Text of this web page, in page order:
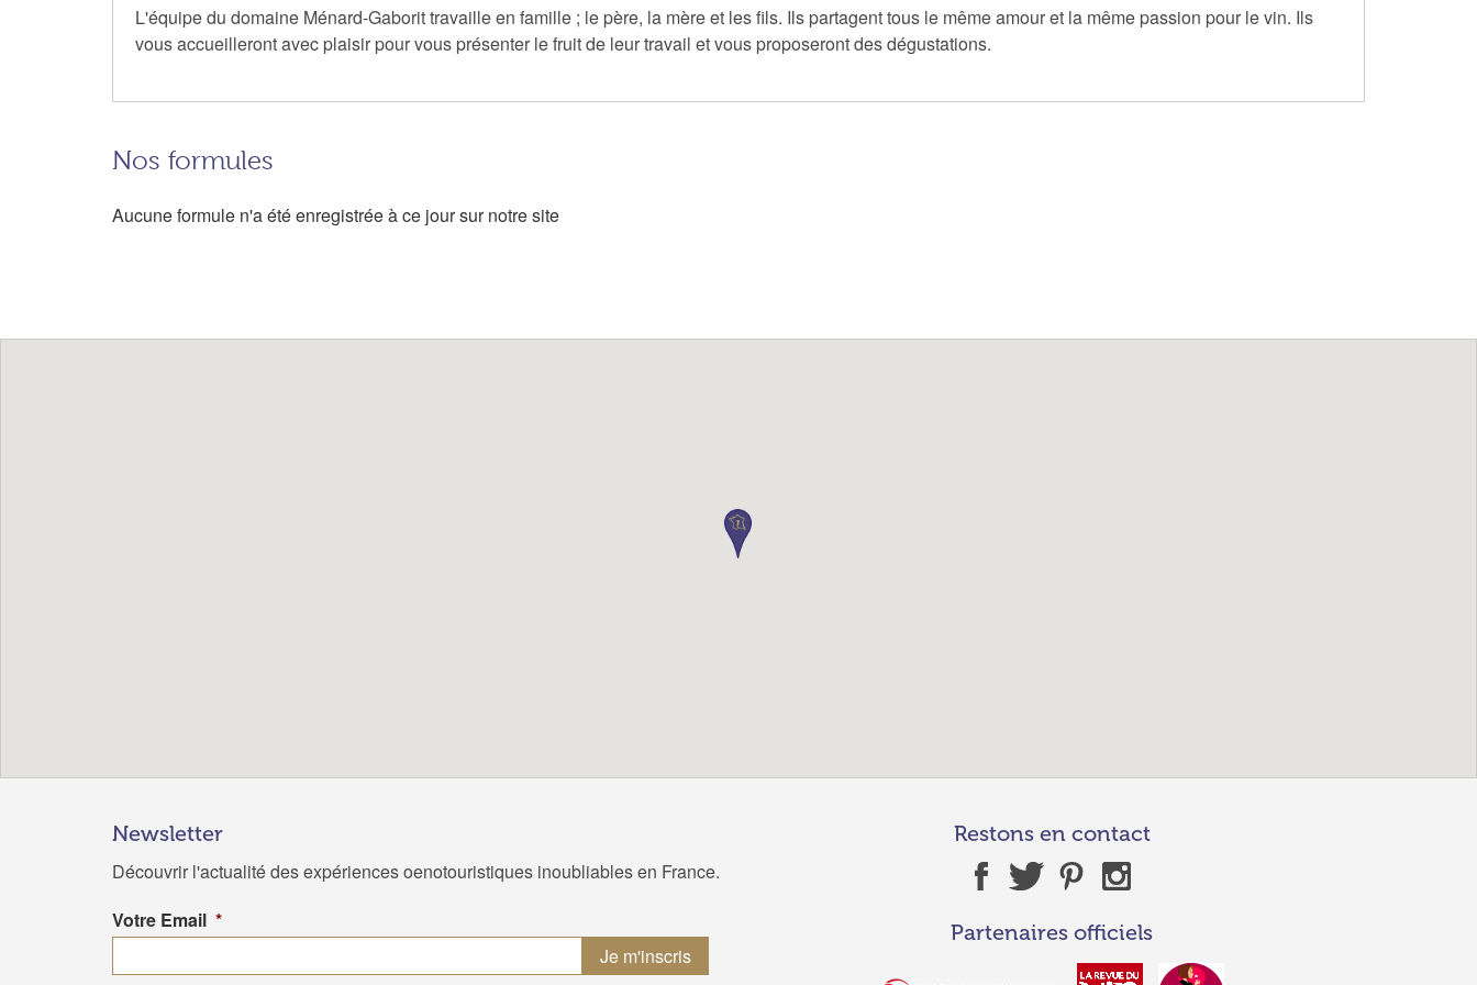
L'équipe du domaine Ménard-Gaborit travaille en famille ; le père, la mère et les fils. Ils partagent tous le même amour et la même passion pour le vin. Ils
vous accueilleront avec plaisir pour vous présenter le fruit de leur travail et vous proposeront des dégustations.
Nos formules
Aucune formule n'a été enregistrée à ce jour sur notre site
Newsletter
Découvrir l'actualité des expériences oenotouristiques inoubliables en France.
Votre Email *
Restons en contact
Partenaires officiels